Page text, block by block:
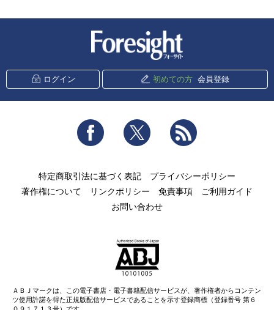
ログイン 初めての方 会員登録
Facebook Twitter
特定商取引法に基づく表記
プライバシーポリシー
著作権について
リンクポリシー 免責事項
ご利用ガイド
お問い合わせ
ＡＢＪマークは、この電子書店・電子書籍配信サービスが、著作権者からコンテン
ツ使用許諾を得た正規版配信サービスであることを示す登録商標（登録番号 第６